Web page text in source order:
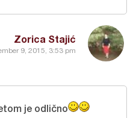
Zorica Stajić
9, 2015, 3:53 pm
je odlično